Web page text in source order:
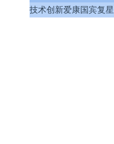
技术创新爱康国宾复